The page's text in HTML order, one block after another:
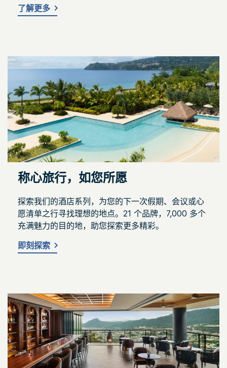
了解更多
称心旅行，如您所愿
探索我们的酒店系列，为您的下一次假期、会议或心
愿清单之行寻找理想的地点。21 个品牌，7,000 多个
充满魅力的目的地，助您探索更多精彩。
即刻探索